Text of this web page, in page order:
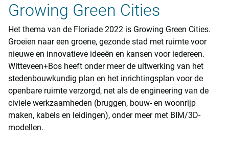
Growing Green Cities
Het thema van de Floriade 2022 is Growing Green Cities.
Groeien naar een groene, gezonde stad met ruimte voor
nieuwe en innovatieve ideeën en kansen voor iedereen.
Witteveen+Bos heeft onder meer de uitwerking van het
stedenbouwkundig plan en het inrichtingsplan voor de
openbare ruimte verzorgd, net als de engineering van de
civiele werkzaamheden (bruggen, bouw- en woonrijp
maken, kabels en leidingen), onder meer met BIM/3D-
modellen.